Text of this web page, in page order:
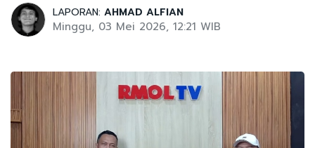
LAPORAN: AHMAD ALFIAN
Minggu, 03 Mei 2026, 12:21 WIB